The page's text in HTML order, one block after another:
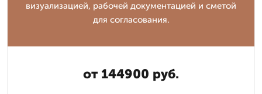
визуализацией, рабочей документацией и сметой
для согласования.
от 144900 руб.